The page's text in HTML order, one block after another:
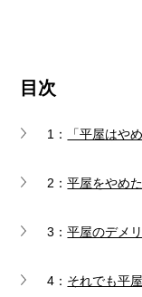
目次
1： 「平屋はや
2：平屋をやめ
3：平屋のデメ
4： それでも平